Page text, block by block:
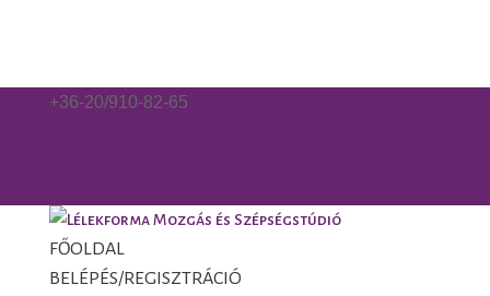
+36-20/910-82-65
FŐOLDAL
BELÉPÉS/REGISZTRÁCIÓ